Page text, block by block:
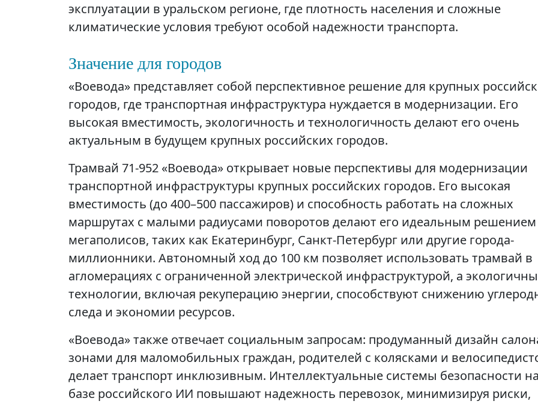
эксплуатации в уральском регионе, где плотность населения и сложные
климатические условия требуют особой надежности транспорта.
Значение для городов
«Воевода» представляет собой перспективное решение для крупных
городов, где транспортная инфраструктура нуждается в модернизации. Его
высокая вместимость, экологичность и технологичность делают его очень
актуальным в будущем крупных российских городов.
Трамвай 71-952 «Воевода» открывает новые перспективы для модернизации
транспортной инфраструктуры крупных российских городов. Его высокая
вместимость (до 400–500 пассажиров) и способность работать на сложных
маршрутах с малыми радиусами поворотов делают его идеальным решением
мегаполисов, таких как Екатеринбург, Санкт-Петербург или другие города-
миллионники. Автономный ход до 100 км позволяет использовать трамвай в
агломерациях с ограниченной электрической инфраструктурой, а
технологии, включая рекуперацию энергии, способствуют снижению
следа и экономии ресурсов.
«Воевода» также отвечает социальным запросам: продуманный дизайн
зонами для маломобильных граждан, родителей с колясками и
делает транспорт инклюзивным. Интеллектуальные системы безопасности на
базе российского ИИ повышают надежность перевозок, минимизируя риски,